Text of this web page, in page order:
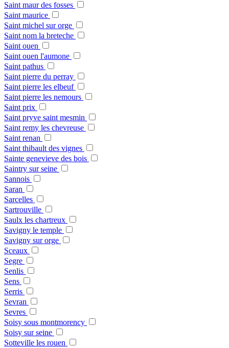
Saint maur des fosses
Saint maurice
Saint michel sur orge
Saint nom la breteche
Saint ouen
Saint ouen l'aumone
Saint pathus
Saint pierre du perray
Saint pierre les elbeuf
Saint pierre les nemours
Saint prix
Saint pryve saint mesmin
Saint remy les chevreuse
Saint renan
Saint thibault des vignes
Sainte genevieve des bois
Saintry sur seine
Sannois
Saran
Sarcelles
Sartrouville
Saulx les chartreux
Savigny le temple
Savigny sur orge
Sceaux
Segre
Senlis
Sens
Serris
Sevran
Sevres
Soisy sous montmorency
Soisy sur seine
Sotteville les rouen